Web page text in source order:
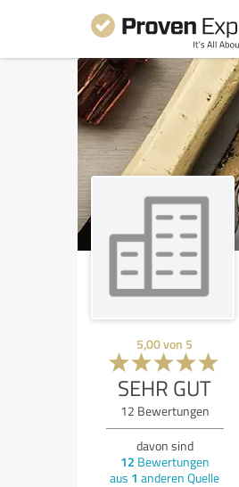
5,00von 5
SEHR GUT
12 Bewertungen
davon sind
12 Bewertungen
aus 1 anderen Quelle